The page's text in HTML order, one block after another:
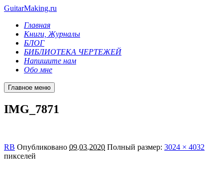
GuitarMaking.ru
Главная
Книги, Журналы
БЛОГ
БИБЛИОТЕКА ЧЕРТЕЖЕЙ
Напишите нам
Обо мне
Главное меню
IMG_7871
RB Опубликовано 09.03.2020 Полный размер: 3024 × 4032
пикселей